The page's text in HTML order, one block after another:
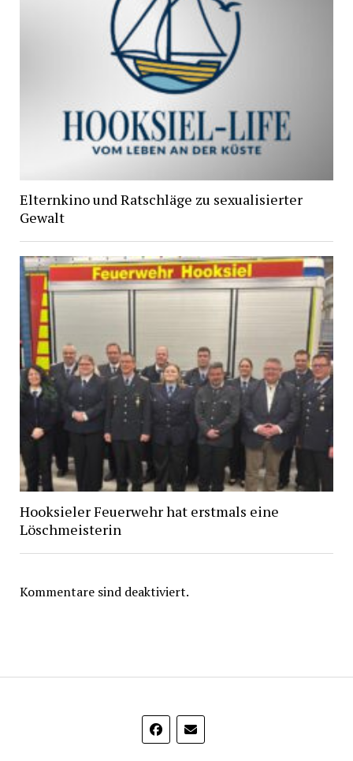
Elternkino und Ratschläge zu sexualisierter
Gewalt
Hooksieler Feuerwehr hat erstmals eine
Löschmeisterin
Kommentare sind deaktiviert.